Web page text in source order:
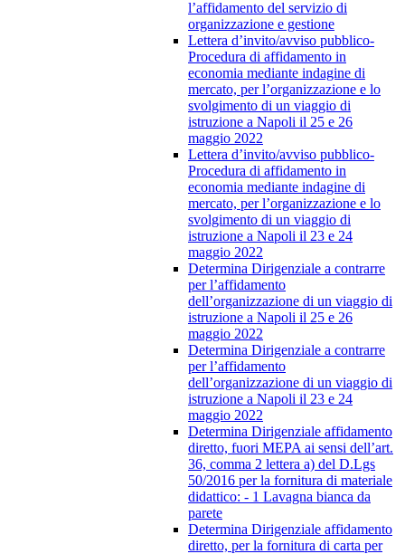
l’affidamento del servizio di
organizzazione e gestione
Lettera d’invito/avviso pubblico-
Procedura di affidamento in
economia mediante indagine di
mercato, per l’organizzazione e lo
svolgimento di un viaggio di
istruzione a Napoli il 25 e 26
maggio 2022
Lettera d’invito/avviso pubblico-
Procedura di affidamento in
economia mediante indagine di
mercato, per l’organizzazione e lo
svolgimento di un viaggio di
istruzione a Napoli il 23 e 24
maggio 2022
Determina Dirigenziale a contrarre
per l’affidamento
dell’organizzazione di un viaggio di
istruzione a Napoli il 25 e 26
maggio 2022
Determina Dirigenziale a contrarre
per l’affidamento
dell’organizzazione di un viaggio di
istruzione a Napoli il 23 e 24
maggio 2022
Determina Dirigenziale affidamento
diretto, fuori MEPA ai sensi dell’art.
36, comma 2 lettera a) del D.Lgs
50/2016 per la fornitura di materiale
didattico: - 1 Lavagna bianca da
parete
Determina Dirigenziale affidamento
diretto, per la fornitura di carta per